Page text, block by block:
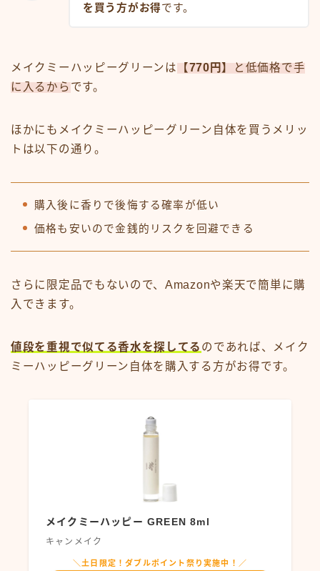
を買う方がお得です。
メイクミーハッピーグリーンは 【770円】
と低価格で手
に入るから です。
ほかにもメイクミーハッピーグリーン自体を買うメリッ
トは以下の通り。
購入後に香りで後悔する確率が低い
価格も安いので金銭的リスクを回避できる
さらに限定品でもないので、Amazonや楽天で簡単に購
入できます。
値段を重視で似てる香水を探してる のであれば、メイク
ミーハッピーグリーン自体を購入する方がお得です。
メイクミーハッピー GREEN 8ml
キャンメイク
＼土日限定！ダブルポイント祭り実施中！／